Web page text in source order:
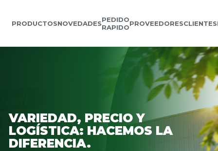
PRODUCTOSNOVEDADESPEDIDO
RAPIDOPROVEEDORESCLIENTES
VARIEDAD, PRECIO Y
LOGÍSTICA: HACEMOS LA
DIFERENCIA.